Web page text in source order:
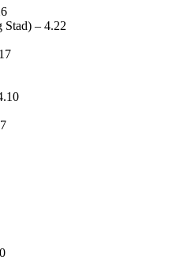
Stad) – 4.22